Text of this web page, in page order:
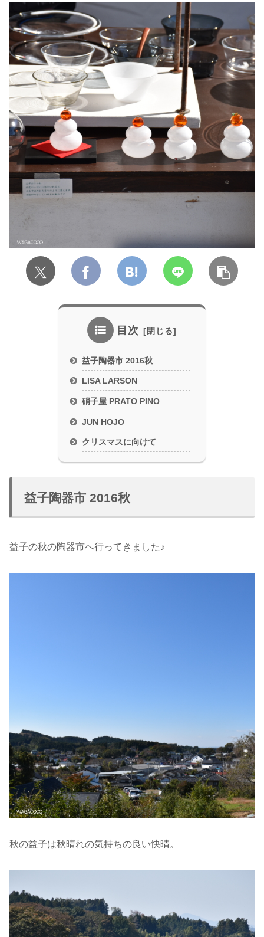
目次
益子陶器市 2016秋
LISA LARSON
硝子屋 PRATO PINO
JUN HOJO
クリスマスに向けて
益子陶器市 2016秋
益子の秋の陶器市へ行ってきました♪
秋の益子は秋晴れの気持ちの良い快晴。